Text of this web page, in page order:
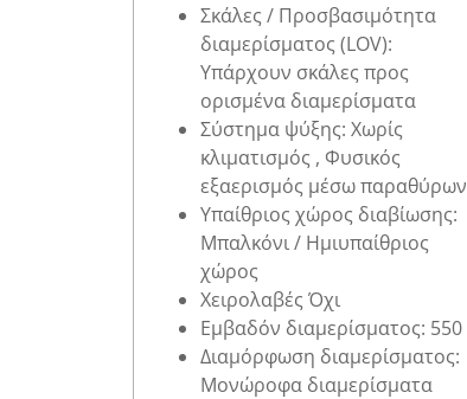
Σκάλες / Προσβασιμότητα
διαμερίσματος (LOV):
Υπάρχουν σκάλες προς
ορισμένα διαμερίσματα
Σύστημα ψύξης: Χωρίς
κλιματισμός , Φυσικός
εξαερισμός μέσω παραθύρων
Υπαίθριος χώρος διαβίωσης:
Μπαλκόνι / Ημιυπαίθριος
χώρος
Χειρολαβές Όχι
Εμβαδόν διαμερίσματος: 550
Διαμόρφωση διαμερίσματος:
Μονώροφα διαμερίσματα